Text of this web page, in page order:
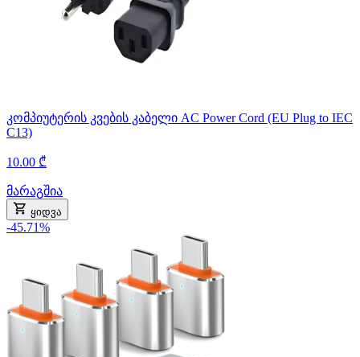
კომპიუტერის კვების კაბელი AC Power Cord (EU Plug to IEC
C13)
10.00 ₾
მარაგშია
ყიდვა
-45.71%